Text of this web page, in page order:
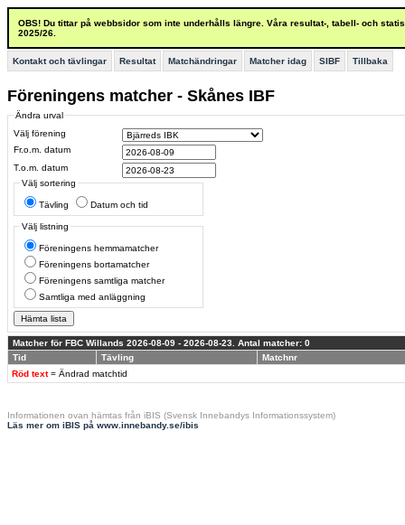
OBS! Du tittar på webbsidor som inte underhålls längre. Våra resultat-, tabell- och
2025/26.
Kontakt och tävlingar Resultat Matchändringar Matcher idag SIBF Tillbaka
Föreningens matcher - Skånes IBF
Ändra urval
Välj förening
Fr.o.m. datum
T.o.m. datum
Välj sortering
Tävling Datum och tid
Välj listning
Föreningens hemmamatcher
Föreningens bortamatcher
Föreningens samtliga matcher
Samtliga med anläggning
Matcher för FBC Willands 2026-08-09 - 2026-08-23. Antal matcher: 0
Tid
Tävling
Matchnr
Röd text = Ändrad matchtid
Informationen ovan hämtas från iBIS (Svensk Innebandys Informationssystem)
Läs mer om iBIS på www.innebandy.se/ibis